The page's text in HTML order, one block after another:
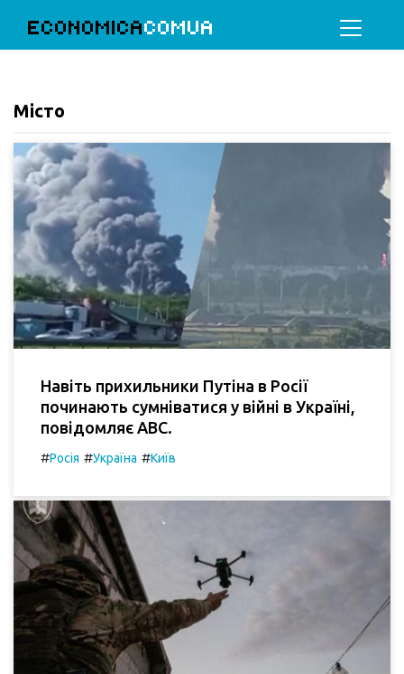
ECONOMICACOMUA
Місто
Навіть прихильники Путіна в Росії
починають сумніватися у війні в Україні,
повідомляє ABC.
#Росія #Україна #Київ